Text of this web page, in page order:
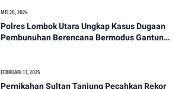
MEI 28, 2024
Polres Lombok Utara Ungkap Kasus Dugaan
Pembunuhan Berencana Bermodus Gantung
FEBRUARI 13, 2025
Pernikahan Sultan Tanjung Pecahkan Rekor